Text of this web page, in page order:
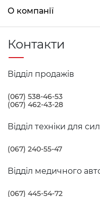
О компанії
Контакти
Відділ продажів
(067) 538-46-53
(067) 462-43-28
Відділ техніки для
(067) 240-55-47
Відділ медичного
(067) 445-54-72